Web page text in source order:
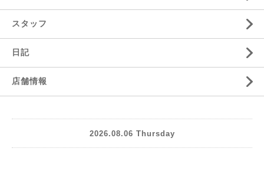
スタッフ
日記
店舗情報
2026.08.06 Thursday